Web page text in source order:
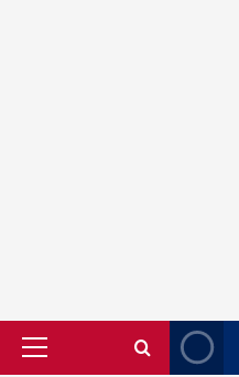
Menù